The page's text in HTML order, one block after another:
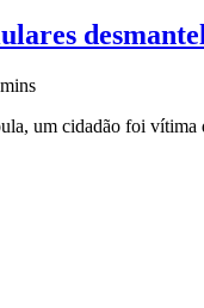
um cidadão foi